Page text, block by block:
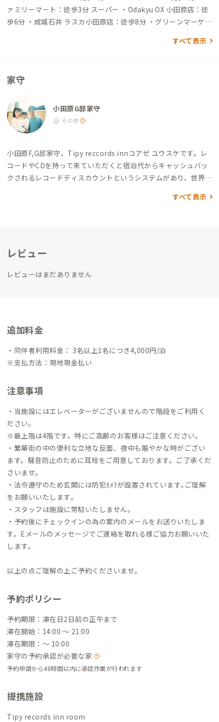
ァミリーマート：徒歩3分 スーパー ・Odakyu OX 小田原店：徒
歩6分 ・成城石井 ラスカ小田原店：徒歩8分 ・グリーンマーケッ
料理 松香：徒歩1分 ・小田原産 朝どれ地魚 湘南大衆横丁 小田原
すべて表示
家守
小田原G邸家守
その他
小田原F,G邸家守、Tipy reccords innコアゼ ユウスケです。 レ
コードやCDを持って来ていただくと宿泊代からキャッシュバッ
クされるレコードディスカウントというシステムがあり、世界中
前職は箱根登山バスの運転手をしていました。街案内のツアー
すべて表示
レビュー
レビューはまだありません
追加料金
・同伴者利用料金： 3名以上1名につき4,000円/泊
※支払方法：現地現金払い
注意事項
・当施設にはエレベーターがございませんので階段をご利用く
ださい。
※最上階は4階です。特にご高齢のお客様はご注意ください。
・繁華街の中の便利な立地な反面、夜中も賑やかな時がござい
ます。騒音防止のために耳栓をご用意しております。ご了承くだ
さいませ。
・法令遵守のため玄関には防犯ｶﾒﾗが設置されています｡ご理解
をお願いいたします｡
・スタッフは施設に常駐いたしません。
・予約後にチェックインの為の案内のメールをお送りいたしま
す。Eメールのメッセージでご連絡を取れる様ご協力お願いいた
します。
以上の点ご理解の上ご予約くださいませ。
予約ポリシー
予約期限：滞在日2日前の正午まで
滞在開始：14:00 〜 21:00
滞在期限：〜 10:00
家守の予約承認が必要な家
予約申請から48時間以内に承認作業が行われます
提携施設
Tipy records inn room